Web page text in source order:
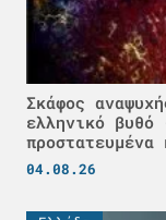
Σκάφος
ελληνικό
04.08.26